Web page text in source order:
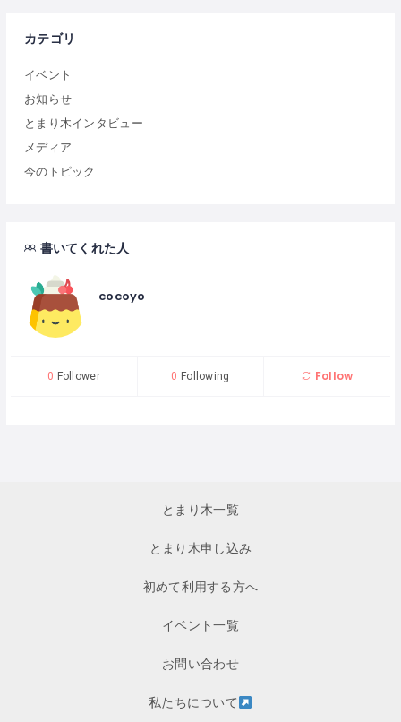
カテゴリ
イベント
お知らせ
とまり木インタビュー
メディア
今のトピック
書いてくれた人
cocoyo
0 Follower 0 Following Follow
とまり木一覧
とまり木申し込み
初めて利用する方へ
イベント一覧
お問い合わせ
私たちについて